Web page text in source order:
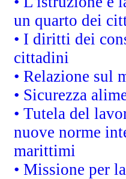
un quarto dei
• I diritti dei
cittadini
• Relazione sul
• Sicurezza
• Tutela del
nuove norme
marittimi
• Missione per